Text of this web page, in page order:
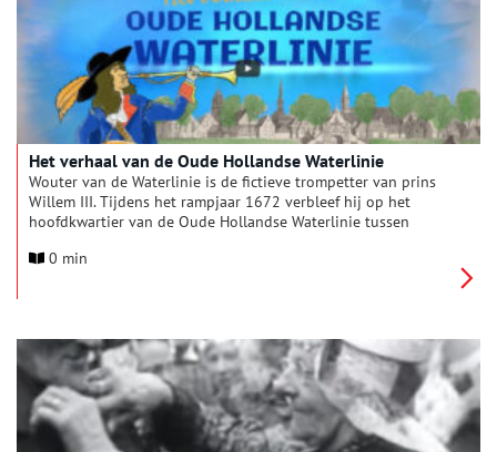
Het verhaal van de Oude Hollandse Waterlinie
Wouter van de Waterlinie is de fictieve trompetter van prins
Willem III. Tijdens het rampjaar 1672 verbleef hij op het
hoofdkwartier van de Oude Hollandse Waterlinie tussen
Burgt heeft ruime kennis over de waterlinie en het
Waterlinie.
0 min